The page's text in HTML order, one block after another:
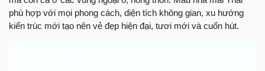
phù hợp với mọi phong cách, diện tích không gian, xu hướng
kiến trúc mới tạo nên vẻ đẹp hiện đại, tươi mới và cuốn hút.